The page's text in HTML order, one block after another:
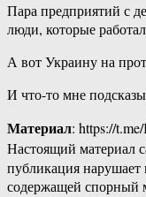
Пара предприятий с
люди, которые
А вот Украину на
И что-то мне
Материал: https://
Настоящий материал
публикация
содержащей спорный